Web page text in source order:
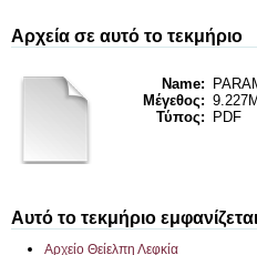
Αρχεία σε αυτό το τεκμήριο
Name:
Μέγεθος:
Τύπος:
PDF
Αυτό το τεκμήριο
Αρχείο Θείελπη Λεφκία